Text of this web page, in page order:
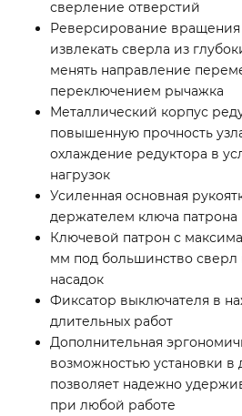
сверление отверстий
Реверсирование вращения
извлекать сверла из
менять направление
переключением рычажка
Металлический корпус
повышенную прочность
охлаждение редуктора в
нагрузок
Усиленная основная
держателем ключа патрона
Ключевой патрон с
мм под большинство сверл
насадок
Фиксатор выключателя в
длительных работ
Дополнительная
возможностью установки в
позволяет надежно
при любой работе